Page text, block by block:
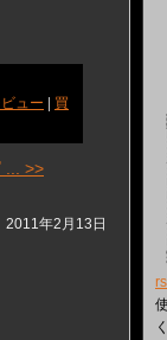
ュー
買
... >>
2011年2月13日